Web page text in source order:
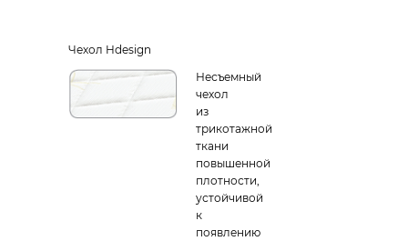
Чехол Hdesign
Несъемный
чехол
из
трикотажной
ткани
повышенной
плотности,
устойчивой
к
появлению